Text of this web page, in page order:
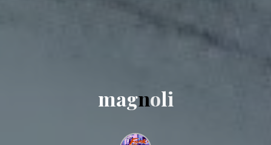
magnoli